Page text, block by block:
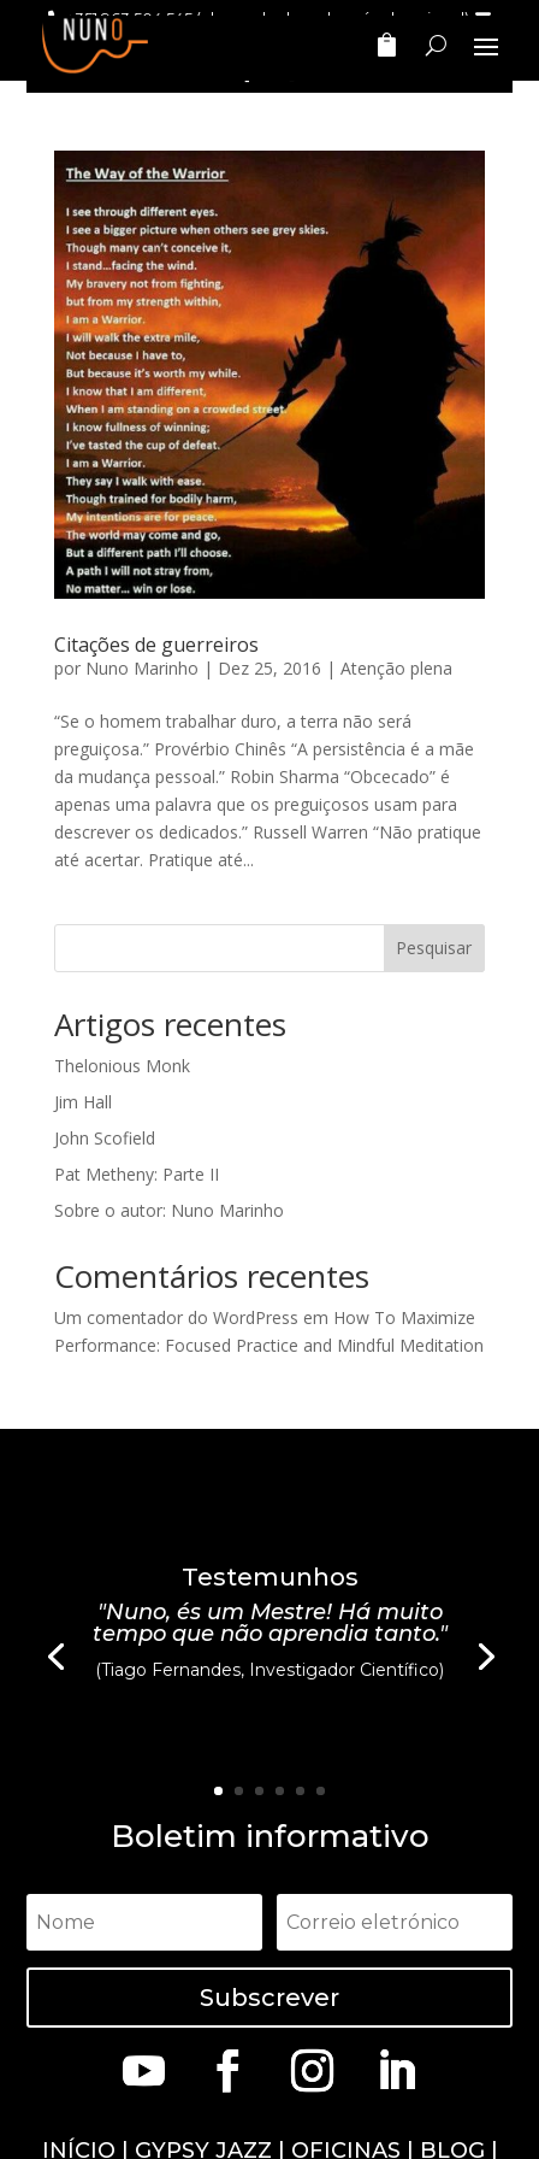
+351 963 504 545 (chamada da rede móvel nacional)
nunomarinhomusic@gmail.com
Citações de guerreiros
por Nuno Marinho | Dez 25, 2016 | Atenção plena
“Se o homem trabalhar duro, a terra não será
preguiçosa.” Provérbio Chinês “A persistência é a mãe
da mudança pessoal.” Robin Sharma “Obcecado” é
apenas uma palavra que os preguiçosos usam para
descrever os dedicados.” Russell Warren “Não pratique
até acertar. Pratique até...
Pesquisar
Artigos recentes
Thelonious Monk
Jim Hall
John Scofield
Pat Metheny: Parte II
Sobre o autor: Nuno Marinho
Comentários recentes
Um comentador do WordPress em How To Maximize
Performance: Focused Practice and Mindful Meditation
Testemunhos
"Nuno, és um Mestre! Há muito
tempo que não aprendia tanto."
(Tiago Fernandes, Investigador Científico)
Boletim informativo
Subscrever
INÍCIO | GYPSY JAZZ | OFICINAS | BLOG |